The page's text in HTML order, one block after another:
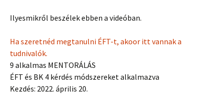
Ilyesmikről beszélek ebben a videóban.
Ha szeretnéd megtanulni ÉFT-t, akoor itt vannak a
tudnivalók.
9 alkalmas MENTORÁLÁS
ÉFT és BK 4 kérdés módszereket alkalmazva
Kezdés: 2022. április 20.